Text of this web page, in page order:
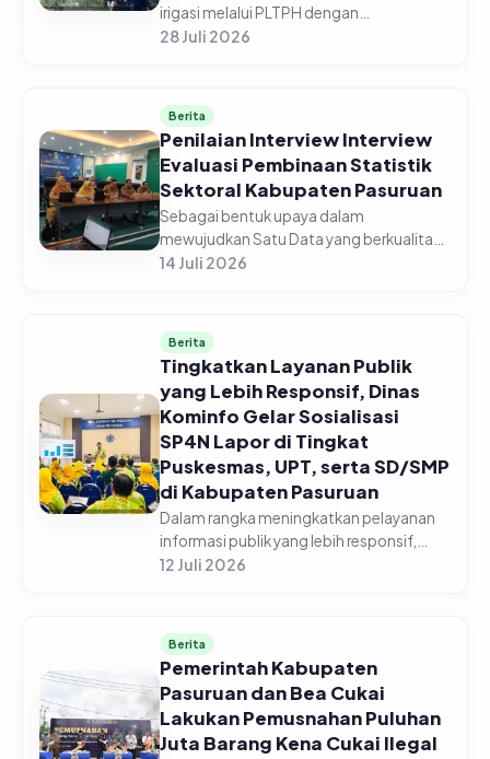
irigasi melalui PLTPH dengan
memberdayakan warga Desa Ngerong di
potensi aliran...
28 Juli 2026
Berita
Penilaian Interview Interview
Evaluasi Pembinaan Statistik
Sektoral Kabupaten Pasuruan
Sebagai bentuk upaya dalam
mewujudkan Satu Data yang berkualitas,
Dinas Komunikasi dan Informatika
Statistik Se...
14 Juli 2026
Berita
Tingkatkan Layanan Publik
yang Lebih Responsif, Dinas
Kominfo Gelar Sosialisasi
SP4N Lapor di Tingkat
Puskesmas, UPT, serta SD/SMP
di Kabupaten Pasuruan
Dalam rangka meningkatkan pelayanan
informasi publik yang lebih responsif,
Pemerintah Kabupaten Pasuruan melalui
12 Juli 2026
Berita
Pemerintah Kabupaten
Pasuruan dan Bea Cukai
Lakukan Pemusnahan Puluhan
Juta Barang Kena Cukai Ilegal